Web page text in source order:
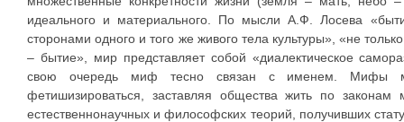
идеального и материального. По мысли А.Ф. Лосева
сторонами одного и того же живого тела культуры», «не
– бытие», мир представляет собой «диалектическое
свою очередь миф тесно связан с именем. Мифы
фетишизироваться, заставляя общества жить по законам
естественнонаучных и философских теорий, получивших